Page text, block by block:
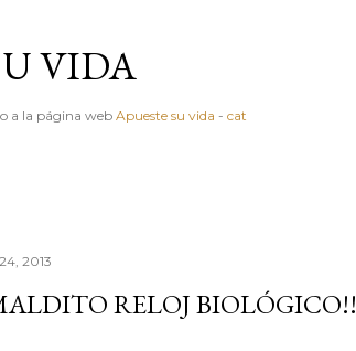
VIDA
a la página webApueste su vida - cat
2013
RELOJ BIOLÓGICO!!